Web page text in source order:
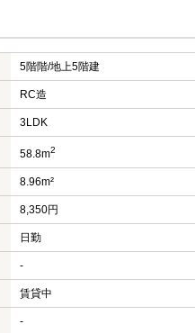
5階階/地上5階建
RC造
3LDK
58.8m2
8.96m²
8,350円
日勤
-
賃貸中
-